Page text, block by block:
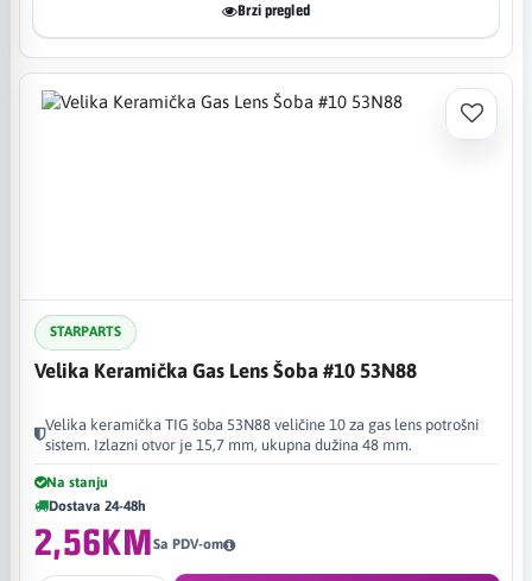
Brzi pregled
STARPARTS
Velika Keramička Gas Lens Šoba #10 53N88
Velika keramička TIG šoba 53N88 veličine 10 za gas lens potrošni
sistem. Izlazni otvor je 15,7 mm, ukupna dužina 48 mm.
Na stanju
Dostava 24-48h
2,56KMSa PDV-om